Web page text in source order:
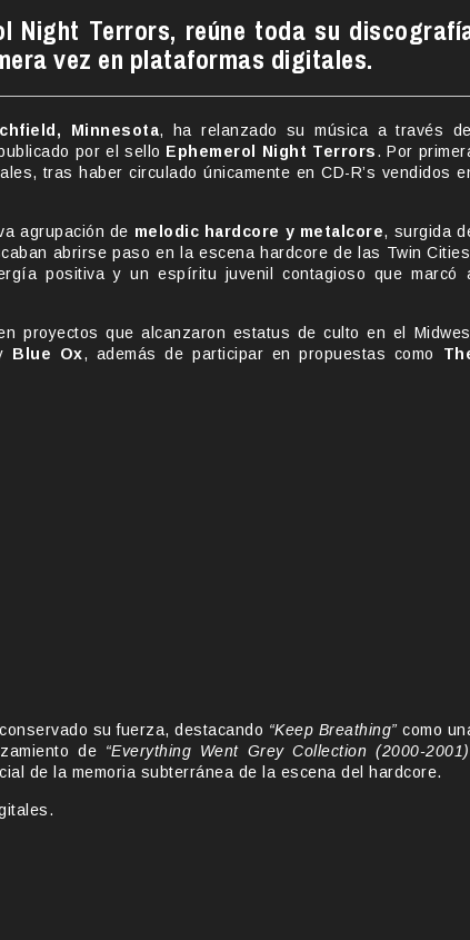
Night Terrors, reúne toda su
vez en plataformas digitales.
Minnesota, ha relanzado su música a través
por el sello Ephemerol Night Terrors. Por
tras haber circulado únicamente en CD-R’s vendidos
agrupación de melodic hardcore y metalcore, surgida
abrirse paso en la escena hardcore de las Twin
positiva y un espíritu juvenil contagioso que marcó
proyectos que alcanzaron estatus de culto en el
Blue Ox, además de participar en propuestas como
su fuerza, destacando “Keep Breathing” como
de “Everything Went Grey Collection (2000-
de la memoria subterránea de la escena del hardcore.